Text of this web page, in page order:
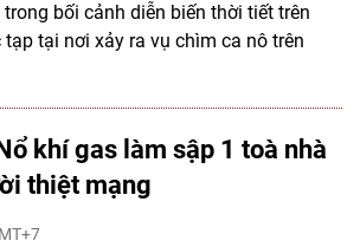
bối cảnh diễn biến thời tiết trên
tại nơi xảy ra vụ chìm ca nô trên
khí gas làm sập 1 toà nhà
thiệt mạng